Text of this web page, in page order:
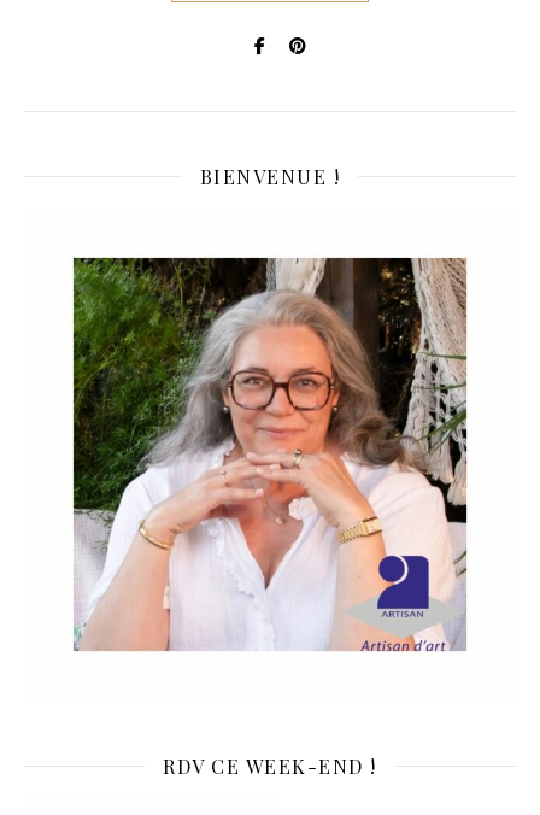
BIENVENUE !
RDV CE WEEK-END !